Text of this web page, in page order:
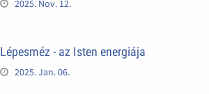
2025. Nov. 12.
Lépesméz - az Isten energiája
2025. Jan. 06.